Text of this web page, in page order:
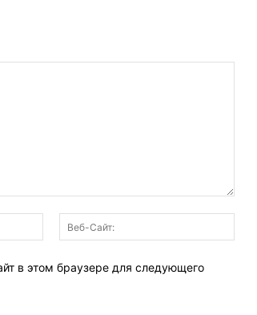
Электронная
почта:*
Сайт:
в этом браузере для следующего